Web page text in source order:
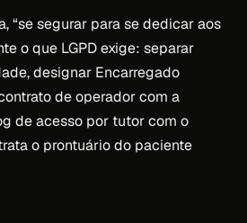
“se segurar para se dedicar aos
o que LGPD exige: separar
designar Encarregado
de operador com a
de acesso por tutor com o
o prontuário do paciente